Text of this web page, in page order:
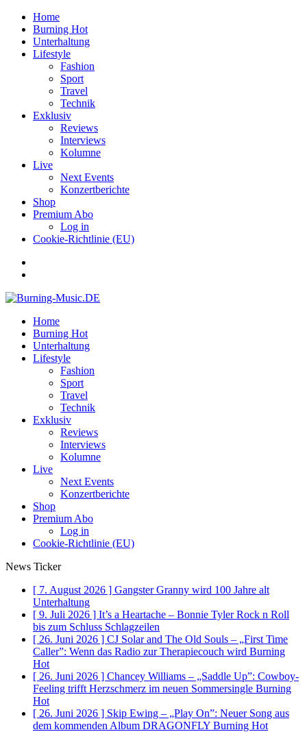
Home
Burning Hot
Unterhaltung
Lifestyle
Fashion
Sport
Travel
Technik
Exklusiv
Reviews
Interviews
Kolumne
Live
Next Events
Konzertberichte
Shop
Premium Abo
Log in
Cookie-Richtlinie (EU)
Home
Burning Hot
Unterhaltung
Lifestyle
Fashion
Sport
Travel
Technik
Exklusiv
Reviews
Interviews
Kolumne
Live
Next Events
Konzertberichte
Shop
Premium Abo
Log in
Cookie-Richtlinie (EU)
News Ticker
[ 7. August 2026 ] Gangster Granny wird 100 Jahre alt
Unterhaltung
[ 9. Juli 2026 ] It’s a Heartache – Bonnie Tyler Rock n Roll
bis zum Schluss Schlagzeilen
[ 26. Juni 2026 ] CJ Solar and The Old Souls – „First Time
Caller”: Wenn das Radio zur Therapiecouch wird Burning
Hot
[ 26. Juni 2026 ] Chancey Williams – „Saddle Up”: Cowboy-
Feeling trifft Herzschmerz im neuen Sommersingle Burning
Hot
[ 26. Juni 2026 ] Skip Ewing – „Play On”: Neuer Song aus
dem kommenden Album DRAGONFLY Burning Hot